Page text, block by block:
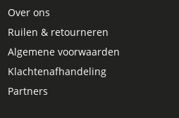
Over ons
Ruilen & retourneren
Algemene voorwaarden
Klachtenafhandeling
Partners